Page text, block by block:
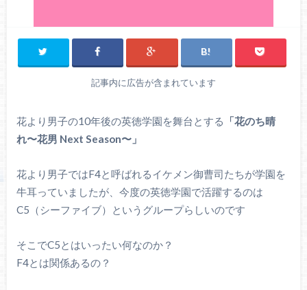
記事内に広告が含まれています
花より男子の10年後の英徳学園を舞台とする 「花のち晴
れ〜花男 Next Season〜」
花より男子ではF4と呼ばれるイケメン御曹司たちが学園を
牛耳っていましたが、今度の英徳学園で活躍するのは
C5（シーファイブ）というグループらしいのです
そこでC5とはいったい何なのか？
F4とは関係あるの？